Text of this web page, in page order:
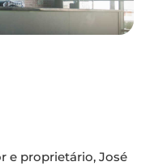
e proprietário, José